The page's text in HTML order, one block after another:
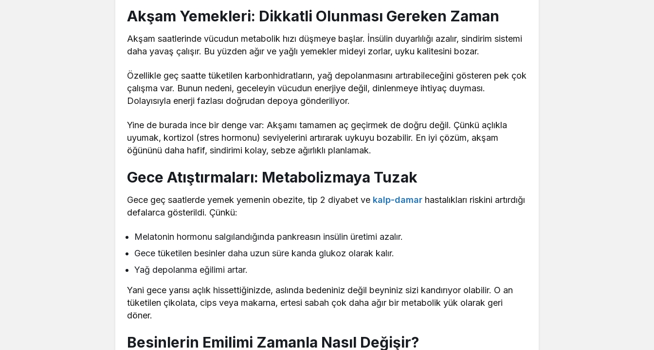
Akşam Yemekleri: Dikkatli Olunması Gereken Zaman
Akşam saatlerinde vücudun metabolik hızı düşmeye başlar. İnsülin duyarlılığı azalır, sindirim sistemi
daha yavaş çalışır. Bu yüzden ağır ve yağlı yemekler mideyi zorlar, uyku kalitesini bozar.
Özellikle geç saatte tüketilen karbonhidratların, yağ depolanmasını artırabileceğini gösteren pek çok
çalışma var. Bunun nedeni, geceleyin vücudun enerjiye değil, dinlenmeye ihtiyaç duyması.
Dolayısıyla enerji fazlası doğrudan depoya gönderiliyor.
Yine de burada ince bir denge var: Akşamı tamamen aç geçirmek de doğru değil. Çünkü açlıkla
uyumak, kortizol (stres hormonu) seviyelerini artırarak uykuyu bozabilir. En iyi çözüm, akşam
öğününü daha hafif, sindirimi kolay, sebze ağırlıklı planlamak.
Gece Atıştırmaları: Metabolizmaya Tuzak
Gece geç saatlerde yemek yemenin obezite, tip 2 diyabet ve kalp-damar hastalıkları riskini artırdığı
defalarca gösterildi. Çünkü:
Melatonin hormonu salgılandığında pankreasın insülin üretimi azalır.
Gece tüketilen besinler daha uzun süre kanda glukoz olarak kalır.
Yağ depolanma eğilimi artar.
Yani gece yarısı açlık hissettiğinizde, aslında bedeniniz değil beyniniz sizi kandırıyor olabilir. O an
tüketilen çikolata, cips veya makarna, ertesi sabah çok daha ağır bir metabolik yük olarak geri
döner.
Besinlerin Emilimi Zamanla Nasıl Değişir?